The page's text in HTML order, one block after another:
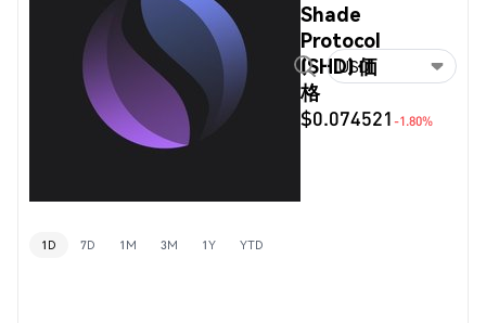
Shade
Protocol
(SHD) 価
格
$0.074521 -1.80%
USD
1D 7D 1M 3M 1Y YTD